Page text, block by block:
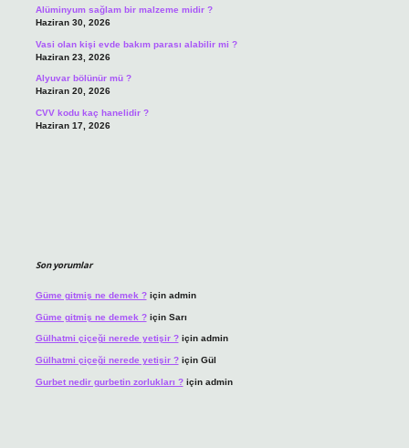
Alüminyum sağlam bir malzeme midir ?
Haziran 30, 2026
Vasi olan kişi evde bakım parası alabilir mi ?
Haziran 23, 2026
Alyuvar bölünür mü ?
Haziran 20, 2026
CVV kodu kaç hanelidir ?
Haziran 17, 2026
Son yorumlar
Güme gitmiş ne demek ?için admin
Güme gitmiş ne demek ?için Sarı
Gülhatmi çiçeği nerede yetişir ?için admin
Gülhatmi çiçeği nerede yetişir ?için Gül
Gurbet nedir gurbetin zorlukları ?için admin